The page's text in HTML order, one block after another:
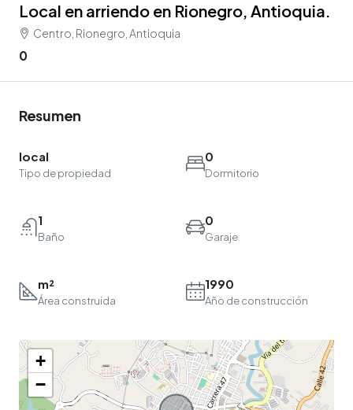
Local en arriendo en Rionegro, Antioquia.
Centro, Rionegro, Antioquia
0
Resumen
local
Tipo de propiedad
0
Dormitorio
1
Baño
0
Garaje
m²
Área construida
1990
Año de construcción
+
−